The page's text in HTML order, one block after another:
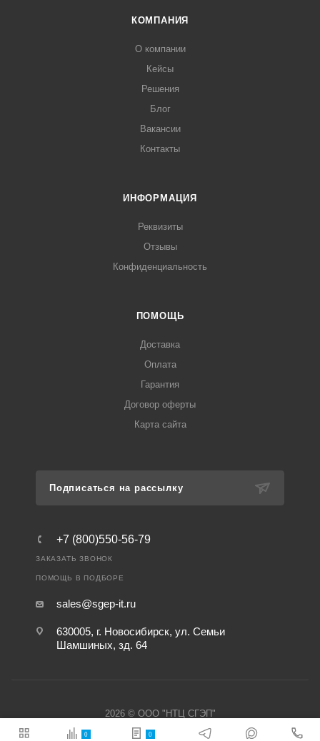
КОМПАНИЯ
О компании
Кейсы
Решения
Блог
Вакансии
Контакты
ИНФОРМАЦИЯ
Реквизиты
Отзывы
Конфиденциальность
ПОМОЩЬ
Доставка
Оплата
Гарантия
Договор оферты
Карта сайта
Подписаться на рассылку
+7 (800)550-56-79
ЗАКАЗАТЬ ЗВОНОК
ПОМОЩЬ В ПОДБОРЕ
sales@sgep-it.ru
630005, г. Новосибирск, ул. Семьи
Шамшиных, зд. 64
2026 © ООО "НТЦ СГЭП"
0 0